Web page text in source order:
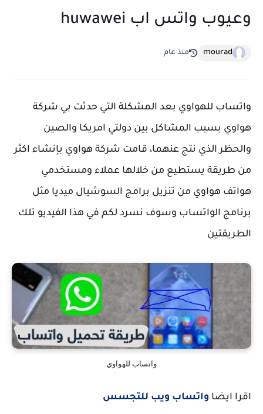
وعيوب واتس اب huwawei
mourad منذ عام
واتساب للهواوي بعد المشكلة التي حدثت بي شركة
هواوي بسبب المشاكل بين دولتي امريكا والصين
والحظر الذي نتج عنهما، قامت شركة هواوي بإنشاء اكثر
من طريقة يستطيع من خلالها عملاء ومستخدمي
هواتف هواوي من تنزيل برامج السوشيال ميديا مثل
برنامج الواتساب وسوف نسرد لكم في هذا الفيديو تلك
الطريقتين
واتساب للهواوي
اقرا ايضا واتساب ويب للتجسس